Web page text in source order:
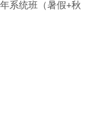
系统班（暑假+秋